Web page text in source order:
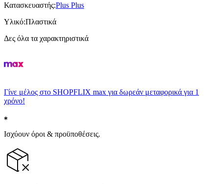
Κατασκευαστής:Plus Plus
Υλικό:Πλαστικά
Δες όλα τα χαρακτηριστικά
Γίνε μέλος στο SHOPFLIX max για δωρεάν μεταφορικά για 1
χρόνο!
Ισχύουν όροι & προϋποθέσεις.